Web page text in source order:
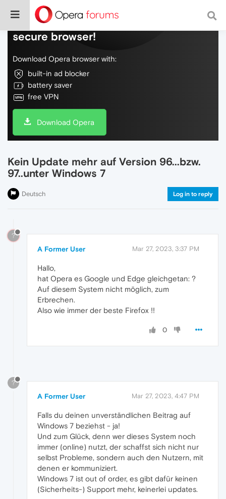
Do more on the web, with a fast and
secure browser!
Download Opera browser with:
built-in ad blocker
battery saver
free VPN
Download Opera
Kein Update mehr auf Version 96...bzw.
97..unter Windows 7
Deutsch Log in to reply
?
A Former User Mar 27, 2023, 3:37 PM
Hallo,
hat Opera es Google und Edge gleichgetan: ?
Auf diesem System nicht möglich, zum
Erbrechen.
Also wie immer der beste Firefox !!
0
?
A Former User Mar 27, 2023, 4:47 PM
Falls du deinen unverständlichen Beitrag auf
Windows 7 beziehst - ja!
Und zum Glück, denn wer dieses System noch
immer (online) nutzt, der schaffst sich nicht nur
selbst Probleme, sondern auch den Nutzern, mit
denen er kommuniziert.
Windows 7 ist out of order, es gibt dafür keinen
(Sicherheits-) Support mehr, keinerlei updates.